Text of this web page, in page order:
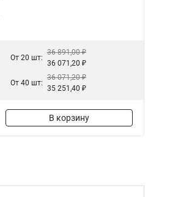
От 20 шт:
36 891,00 ₽
36 071,20 ₽
От 40 шт:
36 071,20 ₽
35 251,40 ₽
В корзину